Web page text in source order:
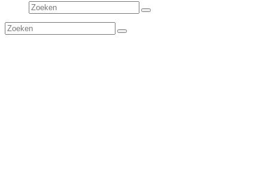
Zoeken
Verzenden
Zoeken
Verzenden